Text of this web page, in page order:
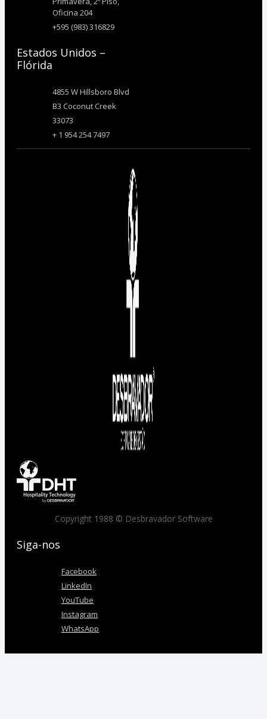
Oficina 204
+595 (983) 316829
Estados Unidos –
Flórida
4855 W Hillsboro Blvd
B3 Coconut Creek
33073
+ 1 954 254 7497
Copyright 1988 © Desbravador Software
Siga-nos
Facebook
LinkedIn
YouTube
Instagram
WhatsApp